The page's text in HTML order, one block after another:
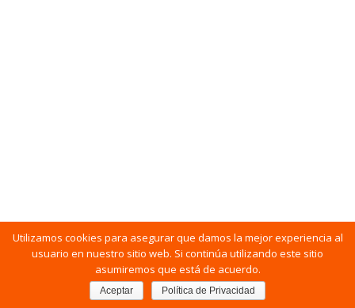
Utilizamos cookies para asegurar que damos la mejor experiencia al
usuario en nuestro sitio web. Si continúa utilizando este sitio
asumiremos que está de acuerdo.
Aceptar Política de Privacidad